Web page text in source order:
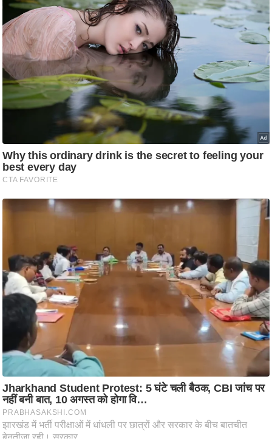
ने
स
मं
त्रा
ले
श
प
रा
नी
श्ले
ष
ण
म
क
मा
तृ
भू